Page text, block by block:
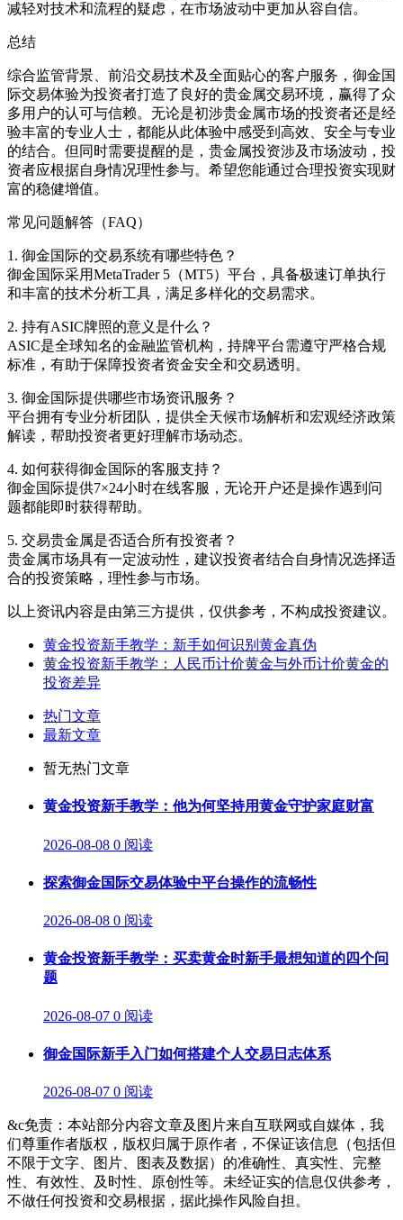
减轻对技术和流程的疑虑，在市场波动中更加从容自信。
总结
综合监管背景、前沿交易技术及全面贴心的客户服务，御金国
际交易体验为投资者打造了良好的贵金属交易环境，赢得了众
多用户的认可与信赖。无论是初涉贵金属市场的投资者还是经
验丰富的专业人士，都能从此体验中感受到高效、安全与专业
的结合。但同时需要提醒的是，贵金属投资涉及市场波动，投
资者应根据自身情况理性参与。希望您能通过合理投资实现财
富的稳健增值。
常见问题解答（FAQ）
1. 御金国际的交易系统有哪些特色？
御金国际采用MetaTrader 5（MT5）平台，具备极速订单执行
和丰富的技术分析工具，满足多样化的交易需求。
2. 持有ASIC牌照的意义是什么？
ASIC是全球知名的金融监管机构，持牌平台需遵守严格合规
标准，有助于保障投资者资金安全和交易透明。
3. 御金国际提供哪些市场资讯服务？
平台拥有专业分析团队，提供全天候市场解析和宏观经济政策
解读，帮助投资者更好理解市场动态。
4. 如何获得御金国际的客服支持？
御金国际提供7×24小时在线客服，无论开户还是操作遇到问
题都能即时获得帮助。
5. 交易贵金属是否适合所有投资者？
贵金属市场具有一定波动性，建议投资者结合自身情况选择适
合的投资策略，理性参与市场。
以上资讯内容是由第三方提供，仅供参考，不构成投资建议。
黄金投资新手教学：新手如何识别黄金真伪
黄金投资新手教学：人民币计价黄金与外币计价黄金的
投资差异
热门文章
最新文章
暂无热门文章
黄金投资新手教学：他为何坚持用黄金守护家庭财富
2026-08-08 0 阅读
探索御金国际交易体验中平台操作的流畅性
2026-08-08 0 阅读
黄金投资新手教学：买卖黄金时新手最想知道的四个问
题
2026-08-07 0 阅读
御金国际新手入门如何搭建个人交易日志体系
2026-08-07 0 阅读
&c免责：本站部分内容文章及图片来自互联网或自媒体，我
们尊重作者版权，版权归属于原作者，不保证该信息（包括但
不限于文字、图片、图表及数据）的准确性、真实性、完整
性、有效性、及时性、原创性等。未经证实的信息仅供参考，
不做任何投资和交易根据，据此操作风险自担。